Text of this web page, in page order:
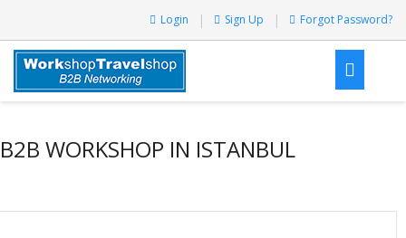
Login Sign Up Forgot Password?
B2B WORKSHOP IN ISTANBUL